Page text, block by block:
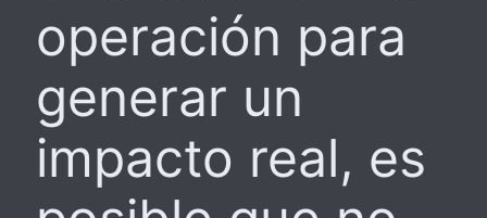
operación para
generar un
impacto real, es